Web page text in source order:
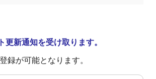
更新通知を受け取ります。
録が可能となります。